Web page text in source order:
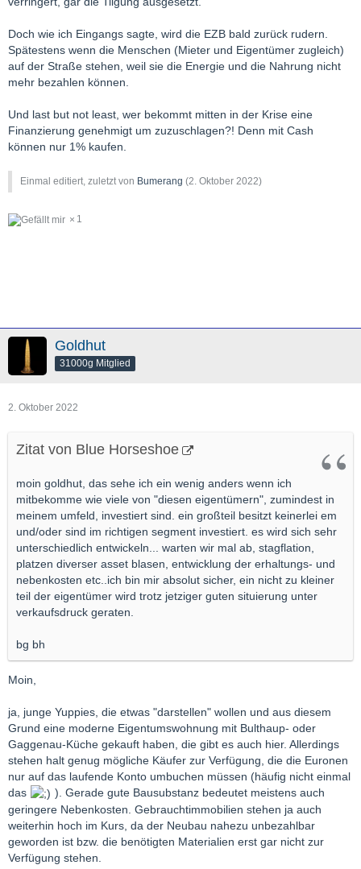
Doch wie ich Eingangs sagte, wird die EZB bald zurück rudern.
Spätestens wenn die Menschen (Mieter und Eigentümer zugleich)
auf der Straße stehen, weil sie die Energie und die Nahrung nicht
mehr bezahlen können.
Und last but not least, wer bekommt mitten in der Krise eine
Finanzierung genehmigt um zuzuschlagen?! Denn mit Cash
können nur 1% kaufen.
Einmal editiert, zuletzt von Bumerang (2. Oktober 2022)
1
Goldhut
31000g Mitglied
2. Oktober 2022
Zitat von Blue Horseshoe
moin goldhut, das sehe ich ein wenig anders wenn ich
mitbekomme wie viele von "diesen eigentümern", zumindest in
meinem umfeld, investiert sind. ein großteil besitzt keinerlei em
und/oder sind im richtigen segment investiert. es wird sich sehr
unterschiedlich entwickeln... warten wir mal ab, stagflation,
platzen diverser asset blasen, entwicklung der erhaltungs- und
nebenkosten etc..ich bin mir absolut sicher, ein nicht zu kleiner
teil der eigentümer wird trotz jetziger guten situierung unter
verkaufsdruck geraten.
bg bh
Moin,
ja, junge Yuppies, die etwas "darstellen" wollen und aus diesem
Grund eine moderne Eigentumswohnung mit Bulthaup- oder
Gaggenau-Küche gekauft haben, die gibt es auch hier. Allerdings
stehen halt genug mögliche Käufer zur Verfügung, die die Euronen
nur auf das laufende Konto umbuchen müssen (häufig nicht einmal
das
). Gerade gute Bausubstanz bedeutet meistens auch
geringere Nebenkosten. Gebrauchtimmobilien stehen ja auch
weiterhin hoch im Kurs, da der Neubau nahezu unbezahlbar
geworden ist bzw. die benötigten Materialien erst gar nicht zur
Verfügung stehen.